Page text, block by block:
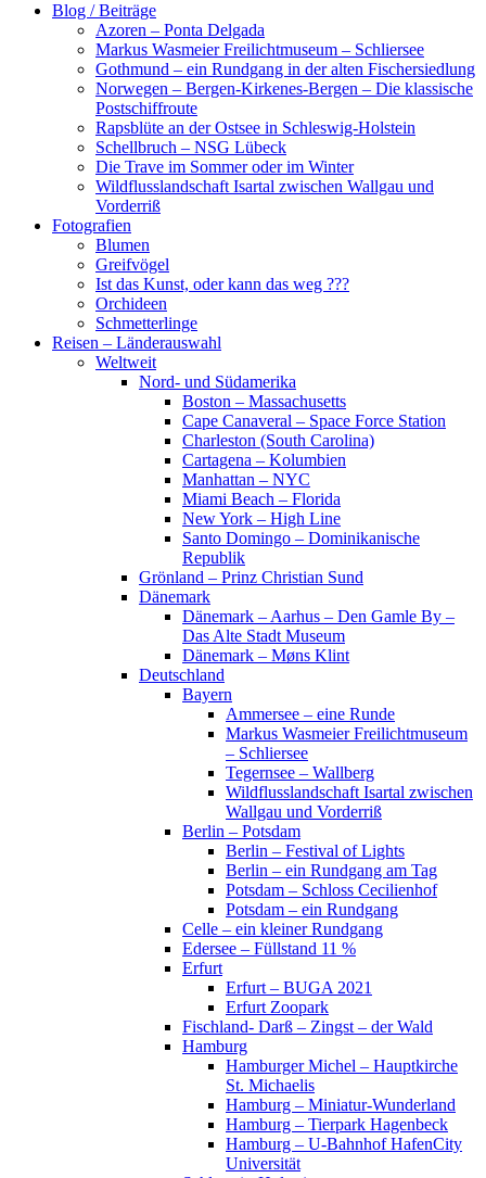
Blog / Beiträge
Azoren – Ponta Delgada
Markus Wasmeier Freilichtmuseum – Schliersee
Gothmund – ein Rundgang in der alten Fischersiedlung
Norwegen – Bergen-Kirkenes-Bergen – Die klassische
Postschiffroute
Rapsblüte an der Ostsee in Schleswig-Holstein
Schellbruch – NSG Lübeck
Die Trave im Sommer oder im Winter
Wildflusslandschaft Isartal zwischen Wallgau und
Vorderriß
Fotografien
Blumen
Greifvögel
Ist das Kunst, oder kann das weg ???
Orchideen
Schmetterlinge
Reisen – Länderauswahl
Weltweit
Nord- und Südamerika
Boston – Massachusetts
Cape Canaveral – Space Force Station
Charleston (South Carolina)
Cartagena – Kolumbien
Manhattan – NYC
Miami Beach – Florida
New York – High Line
Santo Domingo – Dominikanische
Republik
Grönland – Prinz Christian Sund
Dänemark
Dänemark – Aarhus – Den Gamle By –
Das Alte Stadt Museum
Dänemark – Møns Klint
Deutschland
Bayern
Ammersee – eine Runde
Markus Wasmeier Freilichtmuseum
– Schliersee
Tegernsee – Wallberg
Wildflusslandschaft Isartal zwischen
Wallgau und Vorderriß
Berlin – Potsdam
Berlin – Festival of Lights
Berlin – ein Rundgang am Tag
Potsdam – Schloss Cecilienhof
Potsdam – ein Rundgang
Celle – ein kleiner Rundgang
Edersee – Füllstand 11 %
Erfurt
Erfurt – BUGA 2021
Erfurt Zoopark
Fischland- Darß – Zingst – der Wald
Hamburg
Hamburger Michel – Hauptkirche
St. Michaelis
Hamburg – Miniatur-Wunderland
Hamburg – Tierpark Hagenbeck
Hamburg – U-Bahnhof HafenCity
Universität